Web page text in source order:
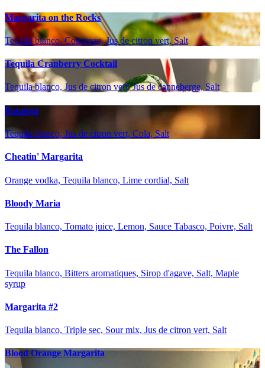
Margarita on the Rocks
Tequila blanco, Cointreau, Jus de citron vert, Salt
Tequila Cranberry Cocktail
Tequila blanco, Jus de citron vert, Jus de canneberge, Salt
Batanga
Tequila blanco, Jus de citron vert, Cola, Salt
Cheatin' Margarita
Orange vodka, Tequila blanco, Lime cordial, Salt
Bloody Maria
Tequila blanco, Tomato juice, Lemon, Sauce Tabasco, Poivre, Salt
The Fallon
Tequila blanco, Bitters aromatiques, Sirop d'agave, Salt, Maple
syrup
Margarita #2
Tequila blanco, Triple sec, Sour mix, Jus de citron vert, Salt
Blood Orange Margarita